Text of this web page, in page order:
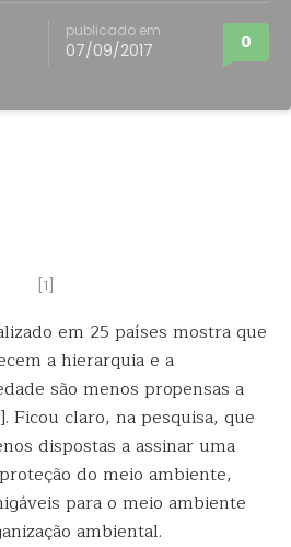
publicado em
07/09/2017 0
[1]
em 25 países mostra que
a hierarquia e a
são menos propensas a
Ficou claro, na pesquisa, que
dispostas a assinar uma
do meio ambiente,
​​para o meio ambiente
ambiental.